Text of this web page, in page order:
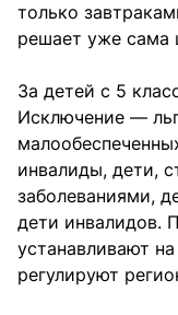
только
решает уже сама
За детей с 5
Исключение —
инвалиды, дети,
заболеваниями,
дети инвалидов.
устанавливают
регулируют